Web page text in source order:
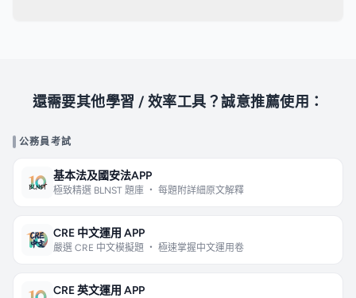
還需要其他學習 / 效率工具？誠意推薦使用：
公務員考試
基本法及國安法APP
極致精選 BLNST 題庫 ・ 每題附詳細原文解釋
CRE 中文運用 APP
嚴選 CRE 中文模擬題 ・ 極速掌握中文運用卷
CRE 英文運用 APP